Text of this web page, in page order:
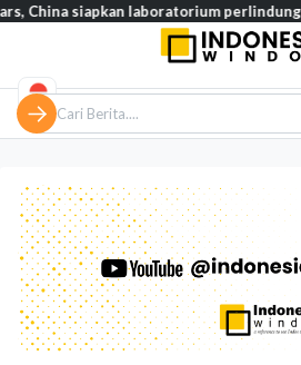
siapkan laboratorium perlindungan planet